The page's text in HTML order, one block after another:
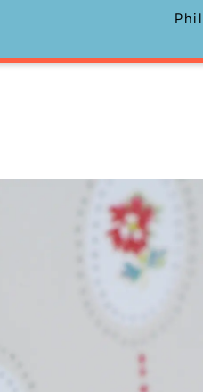
三宅利佳 イン